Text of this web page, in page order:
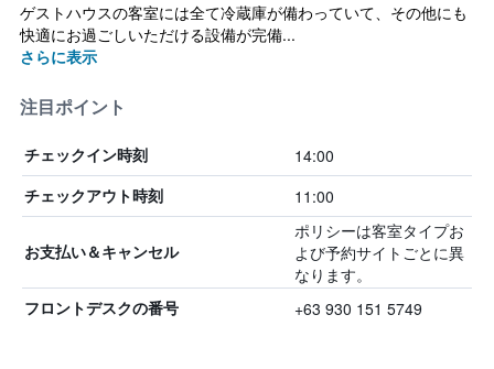
ゲストハウスの客室には全て冷蔵庫が備わっていて、その他にも
快適にお過ごしいただける設備が完備...
さらに表示
注目ポイント
チェックイン時刻 14:00
チェックアウト時刻 11:00
お支払い＆キャンセル
ポリシーは客室タイプお
よび予約サイトごとに異
なります。
フロントデスクの番号 +63 930 151 5749